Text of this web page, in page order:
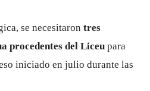
se necesitaron tres
procedentes del Liceu para
iniciado en julio durante las